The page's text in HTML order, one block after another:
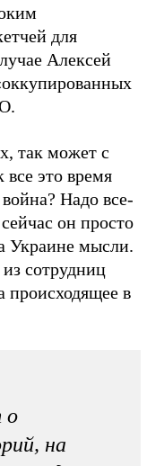
для
Алексей
так может с
все это время
Надо все-
он просто
Украине мысли.
сотрудниц
происходящее в
о
на